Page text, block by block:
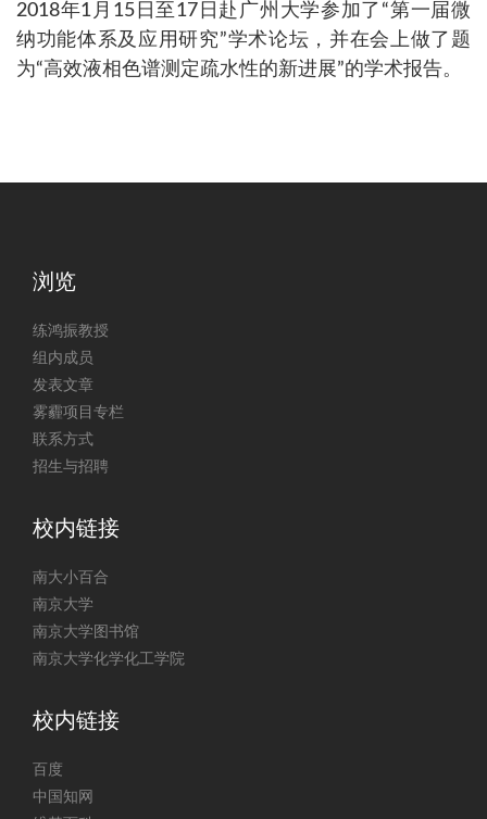
2018年1月15日至17日赴广州大学参加了“第一届微
纳功能体系及应用研究”学术论坛，并在会上做了题
为“高效液相色谱测定疏水性的新进展”的学术报告。
浏览
练鸿振教授
组内成员
发表文章
雾霾项目专栏
联系方式
招生与招聘
校内链接
南大小百合
南京大学
南京大学图书馆
南京大学化学化工学院
校内链接
百度
中国知网